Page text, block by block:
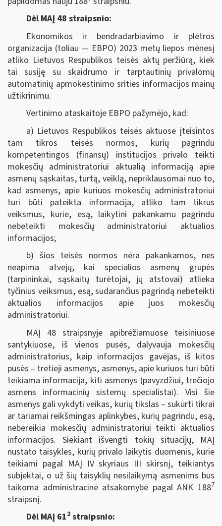
Dėl MAĮ 48 straipsnio:
Ekonomikos ir bendradarbiavimo ir plėtros
organizacija (toliau — EBPO) 2023 metų liepos mėnesį
atliko Lietuvos Respublikos teisės aktų peržiūrą, kiek
tai susiję su skaidrumo ir tarptautinių privalomų
automatinių apmokestinimo srities informacijos mainų
užtikrinimu.
Vertinimo ataskaitoje EBPO pažymėjo, kad:
a) Lietuvos Respublikos teisės aktuose įteisintos
tam tikros teisės normos, kurių pagrindu
kompetentingos (finansų) institucijos privalo teikti
mokesčių administratoriui aktualią informaciją apie
asmenų sąskaitas, turtą, veiklą, nepriklausomai nuo to,
kad asmenys, apie kuriuos mokesčių administratoriui
turi būti pateikta informacija, atliko tam tikrus
veiksmus, kurie, esą, laikytini pakankamu pagrindu
nebeteikti mokesčių administratoriui aktualios
informacijos;
b) šios teisės normos nėra pakankamos, nes
neapima atvejų, kai specialios asmenų grupės
(tarpininkai, sąskaitų turėtojai, jų atstovai) atlieka
tyčinius veiksmus, esą, sudarančius pagrindą nebeteikti
aktualios informacijos apie juos mokesčių
administratoriui.
MAĮ 48 straipsnyje apibrėžiamuose teisiniuose
santykiuose, iš vienos pusės, dalyvauja mokesčių
administratorius, kaip informacijos gavėjas, iš kitos
pusės – tretieji asmenys, asmenys, apie kuriuos turi būti
teikiama informacija, kiti asmenys (pavyzdžiui, trečiojo
asmens informacinių sistemų specialistai). Visi šie
asmenys gali vykdyti veikas, kurių tikslas – sukurti tikrai
ar tariamai reikšmingas aplinkybes, kurių pagrindu, esą,
nebereikia mokesčių administratoriui teikti aktualios
informacijos. Siekiant išvengti tokių situacijų, MAĮ
nustato taisykles, kurių privalo laikytis duomenis, kurie
teikiami pagal MAĮ IV skyriaus III skirsnį, teikiantys
subjektai, o už šių taisyklių nesilaikymą asmenims bus
taikoma administracinė atsakomybė pagal ANK 1887
straipsnį.
Dėl MAĮ 612straipsnio: